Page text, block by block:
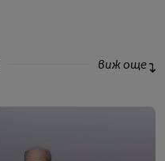
виж още